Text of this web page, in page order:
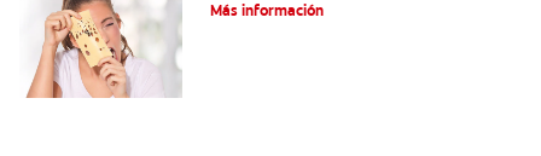
Más información